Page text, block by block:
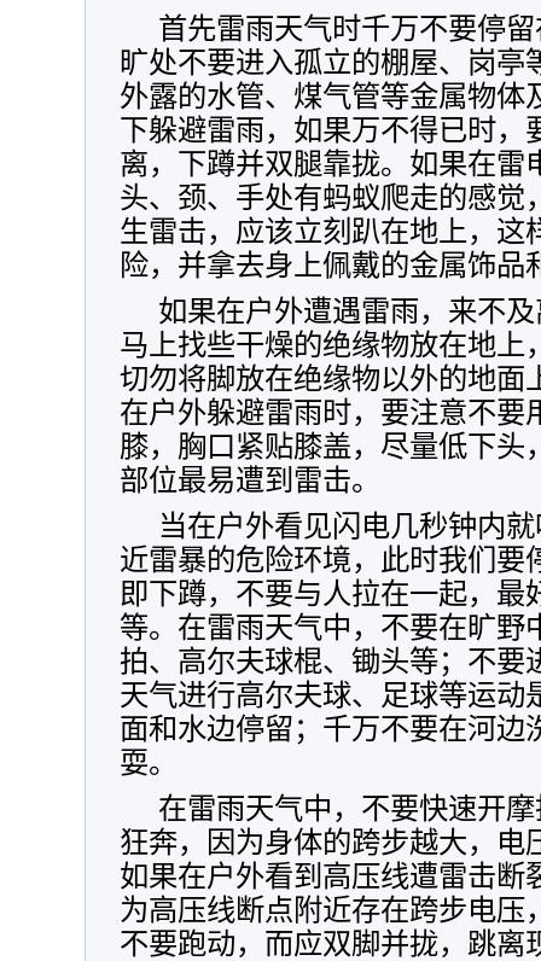
首先雷雨天气时千万不要停
旷处不要进入孤立的棚屋、岗亭
外露的水管、煤气管等金属物体
下躲避雷雨，如果万不得已时，
离，下蹲并双腿靠拢。如果在雷
头、颈、手处有蚂蚁爬走的感觉
生雷击，应该立刻趴在地上，这
险，并拿去身上佩戴的金属饰品
如果在户外遭遇雷雨，来不
马上找些干燥的绝缘物放在地上
切勿将脚放在绝缘物以外的地面
在户外躲避雷雨时，要注意不要
膝，胸口紧贴膝盖，尽量低下头
部位最易遭到雷击。
当在户外看见闪电几秒钟内
近雷暴的危险环境，此时我们要
即下蹲，不要与人拉在一起，最
等。在雷雨天气中，不要在旷野
拍、高尔夫球棍、锄头等；不要
天气进行高尔夫球、足球等运动
面和水边停留；千万不要在河边
耍。
在雷雨天气中，不要快速开
狂奔，因为身体的跨步越大，电
如果在户外看到高压线遭雷击断
为高压线断点附近存在跨步电压
不要跑动，而应双脚并拢，跳离